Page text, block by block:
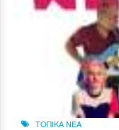
ΤΟΠΙΚΑ ΝΕΑ